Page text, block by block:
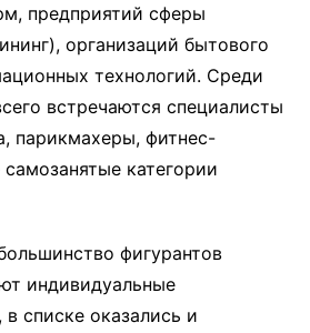
предприятий сферы
организаций бытового
технологий. Среди
встречаются специалисты
парикмахеры, фитнес-
категории
фигурантов
индивидуальные
списке оказались и